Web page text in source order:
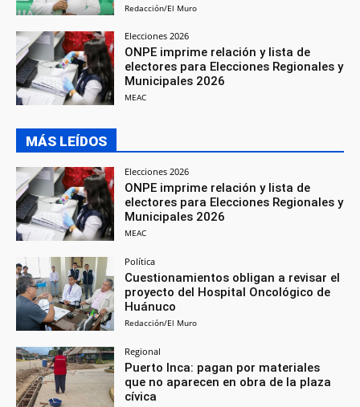
Redacción/El Muro
Elecciones 2026
ONPE imprime relación y lista de
electores para Elecciones Regionales y
Municipales 2026
MEAC
MÁS LEÍDOS
Elecciones 2026
ONPE imprime relación y lista de
electores para Elecciones Regionales y
Municipales 2026
MEAC
Política
Cuestionamientos obligan a revisar el
proyecto del Hospital Oncológico de
Huánuco
Redacción/El Muro
Regional
Puerto Inca: pagan por materiales
que no aparecen en obra de la plaza
cívica